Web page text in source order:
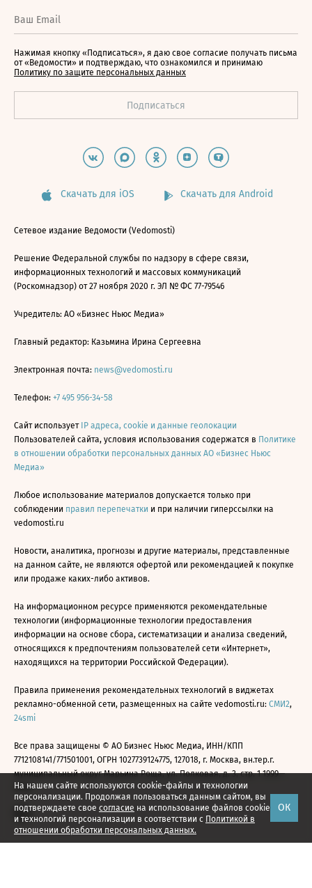
На нашем сайте используются cookie-файлы и технологии
персонализации. Продолжая пользоваться данным сайтом, вы
подтверждаете свое согласие на использование файлов cookie
и технологий персонализации в соответствии с Политикой в
отношении обработки персональных данных.
ОК
Нажимая кнопку «Подписаться», я даю свое согласие получать письма
от «Ведомости» и подтверждаю, что ознакомился и принимаю
Политику по защите персональных данных
Скачать для iOS Скачать для Android
Сетевое издание Ведомости (Vedomosti)
Решение Федеральной службы по надзору в сфере связи,
информационных технологий и массовых коммуникаций
(Роскомнадзор) от 27 ноября 2020 г. ЭЛ № ФС 77-79546
Учредитель: АО «Бизнес Ньюс Медиа»
Главный редактор: Казьмина Ирина Сергеевна
Электронная почта: news@vedomosti.ru
Телефон: +7 495 956-34-58
Сайт использует IP адреса, cookie и данные геолокации
Пользователей сайта, условия использования содержатся в Политике
в отношении обработки персональных данных АО «Бизнес Ньюс
Медиа»
Любое использование материалов допускается только при
соблюдении правил перепечатки и при наличии гиперссылки на
vedomosti.ru
Новости, аналитика, прогнозы и другие материалы, представленные
на данном сайте, не являются офертой или рекомендацией к покупке
или продаже каких-либо активов.
На информационном ресурсе применяются рекомендательные
технологии (информационные технологии предоставления
информации на основе сбора, систематизации и анализа сведений,
относящихся к предпочтениям пользователей сети «Интернет»,
находящихся на территории Российской Федерации).
Правила применения рекомендательных технологий в виджетах
рекламно-обменной сети, размещенных на сайте vedomosti.ru: СМИ2,
24smi
Все права защищены © АО Бизнес Ньюс Медиа, ИНН/КПП
7712108141/771501001, ОГРН 1027739124775, 127018, г. Москва, вн.тер.г.
муниципальный округ Марьина Роща, ул. Полковая, д. 3, стр. 1 1999—
2026